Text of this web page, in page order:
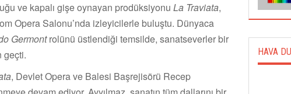
ve kapalı gişe oynayan prodüksiyonu La Traviata,
Opera Salonu’nda izleyicilerle buluştu. Dünyaca
Germontrolünü üstlendiği temsilde, sanatseverler bir
geçti.
, Devlet Opera ve Balesi Başrejisörü Recep
HAVA